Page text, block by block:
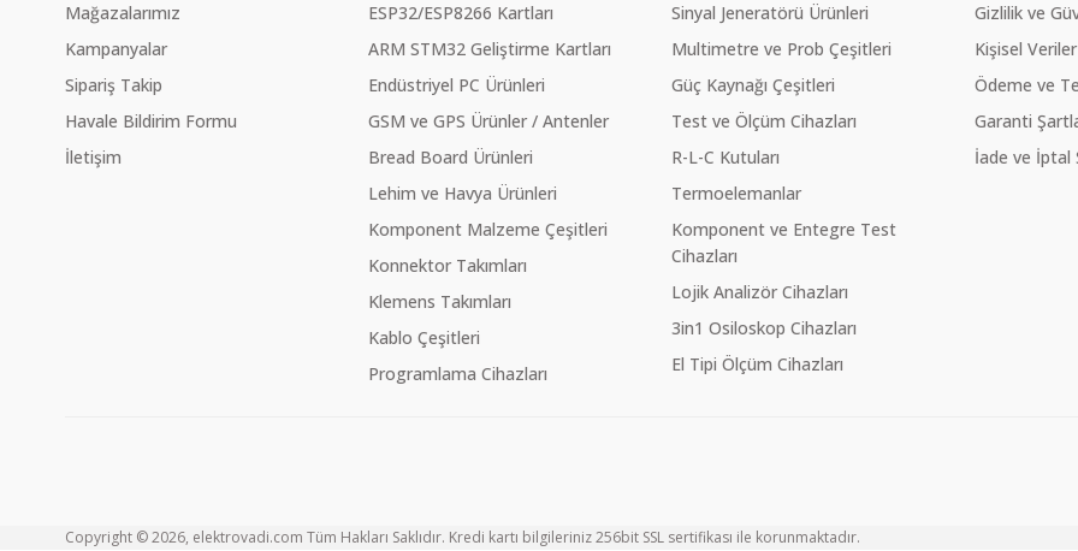
Mağazalarımız
Kampanyalar
Sipariş Takip
Havale Bildirim Formu
İletişim
ESP32/ESP8266 Kartları
ARM STM32 Geliştirme Kartları
Endüstriyel PC Ürünleri
GSM ve GPS Ürünler / Antenler
Bread Board Ürünleri
Lehim ve Havya Ürünleri
Komponent Malzeme Çeşitleri
Konnektor Takımları
Klemens Takımları
Kablo Çeşitleri
Programlama Cihazları
Sinyal Jeneratörü Ürünleri
Multimetre ve Prob Çeşitleri
Güç Kaynağı Çeşitleri
Test ve Ölçüm Cihazları
R-L-C Kutuları
Termoelemanlar
Komponent ve Entegre Test
Cihazları
Lojik Analizör Cihazları
3in1 Osiloskop Cihazları
El Tipi Ölçüm Cihazları
Gizlilik ve
Kişisel
Ödeme ve
Garanti
İade ve İptal
Copyright © 2026, elektrovadi.com Tüm Hakları Saklıdır. Kredi kartı bilgileriniz 256bit SSL sertifikası ile korunmaktadır.